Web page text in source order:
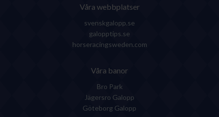
Våra webbplatser
svenskgalopp.se
galopptips.se
horseracingsweden.com
Våra banor
Bro Park
Jägersro Galopp
Göteborg Galopp